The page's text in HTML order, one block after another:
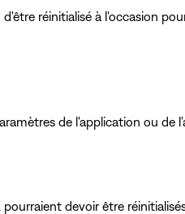
réinitialisé à l'occasion
de l'application ou de
devoir être